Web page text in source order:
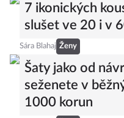
7 ikonických
slušet ve 20 i v
Sára Blahaj Ženy
Šaty jako od
seženete v
1000 korun